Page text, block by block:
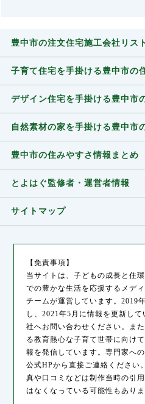
豊中市の注文住宅施工会社リス
子育て住宅を手掛ける豊中市の
デザイン住宅を手掛ける豊中市
自然素材の家を手掛ける豊中市
豊中市の住みやすさ情報まとめ
とよはぐ監修者・運営者情報
サイトマップ
【免責事項】
当サイトは、子どもの成長と住
での豊かな生活を応援するメデ
チームが運営しています。2019
し、2021年5月に情報を更新し
社へお問い合わせください。ま
る教育熱心な子育て世帯に向け
報を発信しています。専門家へ
公式HPから直接ご連絡ください
真や口コミなどは制作当時の引
はなくなっている可能性もあり